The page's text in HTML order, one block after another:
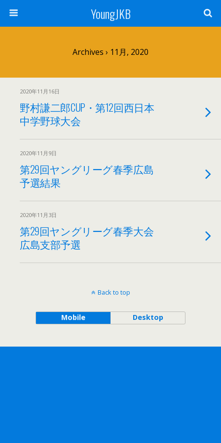
YoungJKB
Archives › 11月, 2020
2020年11月16日
野村謙二郎CUP・第12回西日本
中学野球大会
2020年11月9日
第29回ヤングリーグ春季広島
予選結果
2020年11月3日
第29回ヤングリーグ春季大会
広島支部予選
Back to top
Mobile Desktop